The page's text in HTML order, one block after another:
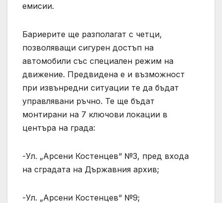
емисии.
Бариерите ще разполагат с четци,
позволяващи сигурен достъп на
автомобили със специален режим на
движение. Предвидена е и възможност
при извънредни ситуации те да бъдат
управлявани ръчно. Те ще бъдат
монтирани на 7 ключови локации в
центъра на града:
-Ул. „Арсени Костенцев“ №3, пред входа
на сградата на Държавния архив;
-Ул. „Арсени Костенцев“ №9;